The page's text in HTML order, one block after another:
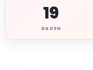
19
DAGEN